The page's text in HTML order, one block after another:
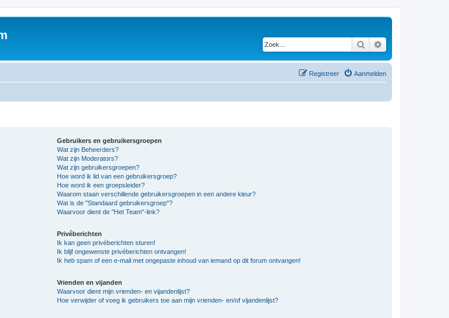
Zoek
Aanmelden
Registreer
Gebruikers en gebruikersgroepen
Wat zijn Beheerders?
Wat zijn Moderators?
Wat zijn gebruikersgroepen?
Hoe word ik lid van een gebruikersgroep?
Hoe word ik een groepsleider?
Waarom staan verschillende gebruikersgroepen in een andere kleur?
Wat is de "Standaard gebruikersgroep"?
Waarvoor dient de "Het Team"-link?
Privéberichten
Ik kan geen privéberichten sturen!
Ik blijf ongewenste privéberichten ontvangen!
Ik heb spam of een e-mail met ongepaste inhoud van iemand op dit forum ontvangen!
Vrienden en vijanden
Waarvoor dient mijn vrienden- en vijandenlijst?
Hoe verwijder of voeg ik gebruikers toe aan mijn vrienden- en/of vijandenlijst?